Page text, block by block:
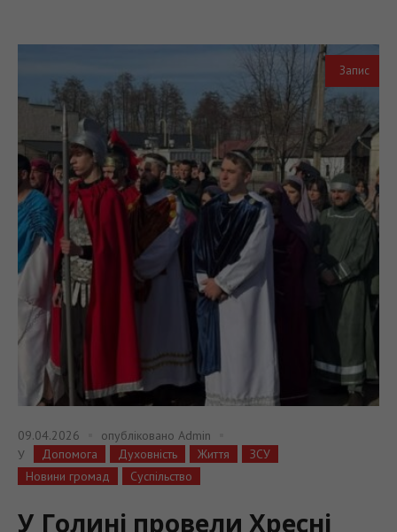
Запис
09.04.2026 опубліковано Admin
У
Допомога Духовність Життя
ЗСУ
Новини громад
Суспільство
У Голині провели Хресні